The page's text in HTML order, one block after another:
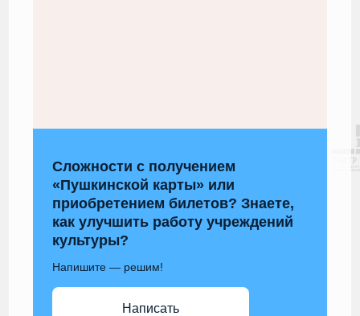
Сложности с получением
«Пушкинской карты» или
приобретением билетов? Знаете,
как улучшить работу учреждений
культуры?
Напишите — решим!
Написать